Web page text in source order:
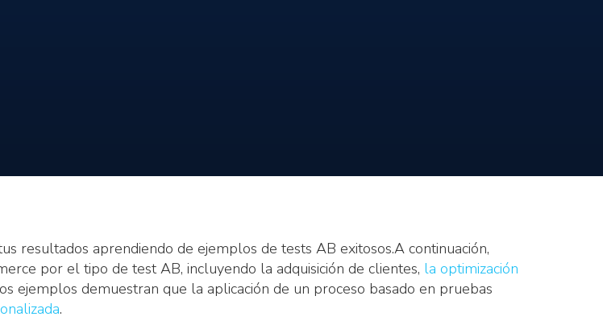
resultados aprendiendo de ejemplos de tests AB exitosos.A continuación,
por el tipo de test AB, incluyendo la adquisición de clientes, la optimización
ejemplos demuestran que la aplicación de un proceso basado en pruebas
.